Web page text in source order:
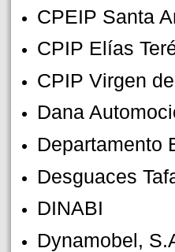
CPEIP Santa
CPIP Elías
CPIP Virgen
Dana
Departamento
Desguaces
DINABI
Dynamobel,